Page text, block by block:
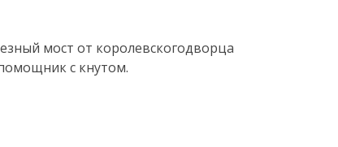
мост от королевскогодворца
с кнутом.